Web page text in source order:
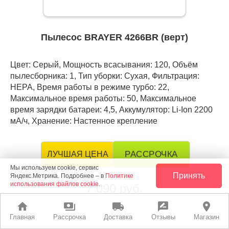
home
Главная
payments
Рассрочка
local_shipping
Доставка
rate_review
Отзывы
place
Магазин
Пылесос BRAYER 4266BR (верт)
Цвет: Серый, Мощность всасывания: 120, Объём
пылесборника: 1, Тип уборки: Сухая, Фильтрация:
HEPA, Время работы в режиме турбо: 22,
Максимальное время работы: 50, Максимальное
время зарядки батареи: 4,5, Аккумулятор: Li-Ion 2200
мА/ч, Хранение: Настенное крепление
ЛУЧШАЯ ЦЕНА РАССРОЧКА
7 090 руб.
В корзину leaderboard
Мы используем cookie, сервис
Яндекс.Метрика. Подробнее – в Политике
использования файлов cookie.
Принять